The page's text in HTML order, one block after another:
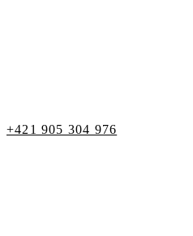
+421 905 304 976